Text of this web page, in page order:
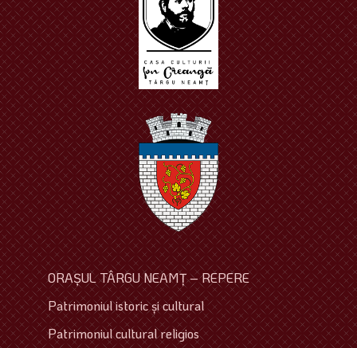
ORAŞUL TÂRGU NEAMŢ – REPERE
Patrimoniul istoric şi cultural
Patrimoniul cultural religios